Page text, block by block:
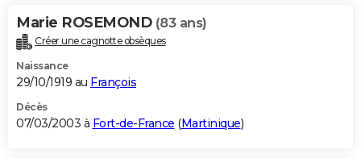
Marie ROSEMOND (83 ans)
Créer une cagnotte obsèques
Naissance
29/10/1919 au François
Décès
07/03/2003 à Fort-de-France (Martinique)